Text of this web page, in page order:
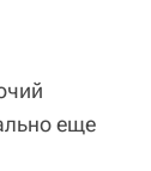
еще